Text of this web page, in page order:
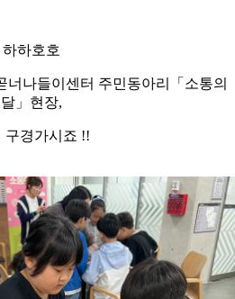
하하호호
너나들이센터 주민동아리「소통의
달」현장,
구경가시죠 !!